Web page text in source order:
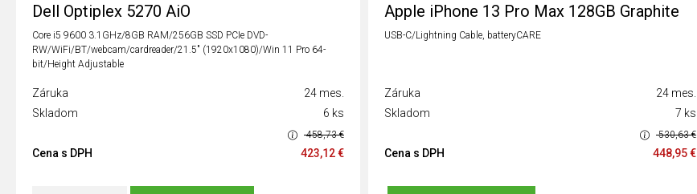
Dell Optiplex 5270 AiO
Core i5 9600 3.1GHz/8GB RAM/256GB SSD PCIe DVD-
RW/WiFi/BT/webcam/cardreader/21.5" (1920x1080)/Win 11 Pro 64-
bit/Height Adjustable
Záruka
24 mes.
Skladom
6 ks
458,73 €
Cena s DPH 423,12 €
Apple iPhone 13 Pro Max 128GB Graphite
USB-C/Lightning Cable, batteryCARE
Záruka
24 mes.
Skladom
7 ks
530,63 €
Cena s DPH 448,95 €